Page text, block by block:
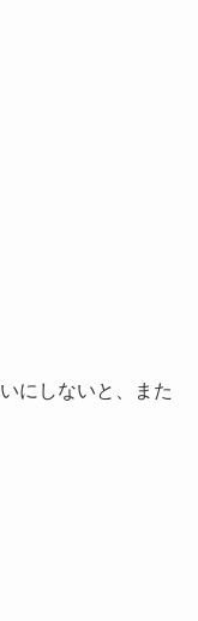
にしないと、また